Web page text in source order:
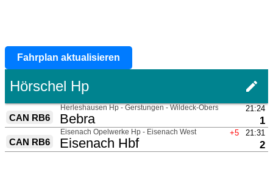
Fahrplan aktualisieren